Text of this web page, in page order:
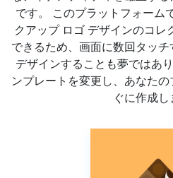
です。 このプラットフォーム
クアップ ロゴ デザインのコレ
できるため、画面に数回タッ
デザインすることも夢ではあ
ンプレートを変更し、あなた
ぐに作成し